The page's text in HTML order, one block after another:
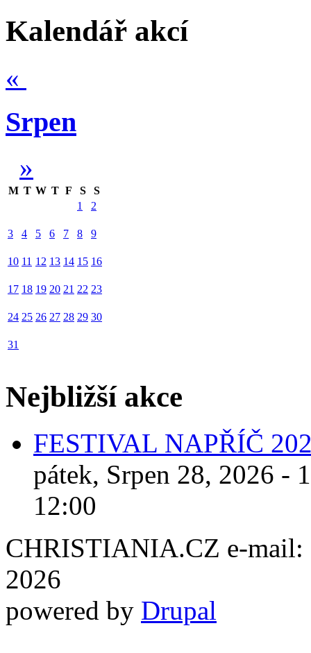
Kalendář akcí
«
Srpen
»
M T W T F S
S
1
2
3 4 5 6 7 8 9
10 11 12 13 14 15 16
17 18 19 20 21 22 23
24 25 26 27 28 29 30
31
Nejbližší akce
FESTIVAL NAPŘÍČ
pátek, Srpen 28, 2026 -
12:00
CHRISTIANIA.CZ e-mail:
2026
powered by Drupal